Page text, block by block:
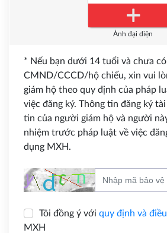
Ảnh đại diện
* Nếu bạn dưới 14 tuổi và chưa có
CMND/CCCD/hộ chiếu, xin vui
giám hộ theo quy định của pháp
việc đăng ký. Thông tin đăng ký
tin của người giám hộ và người
nhiệm trước pháp luật về việc
dụng MXH.
Tôi đồng ý với quy định và
MXH